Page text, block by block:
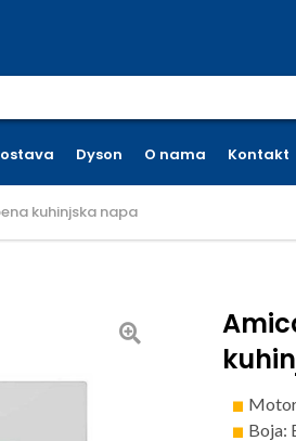
Dyson O nama Kontakt
kuhinjska napa
Boja: